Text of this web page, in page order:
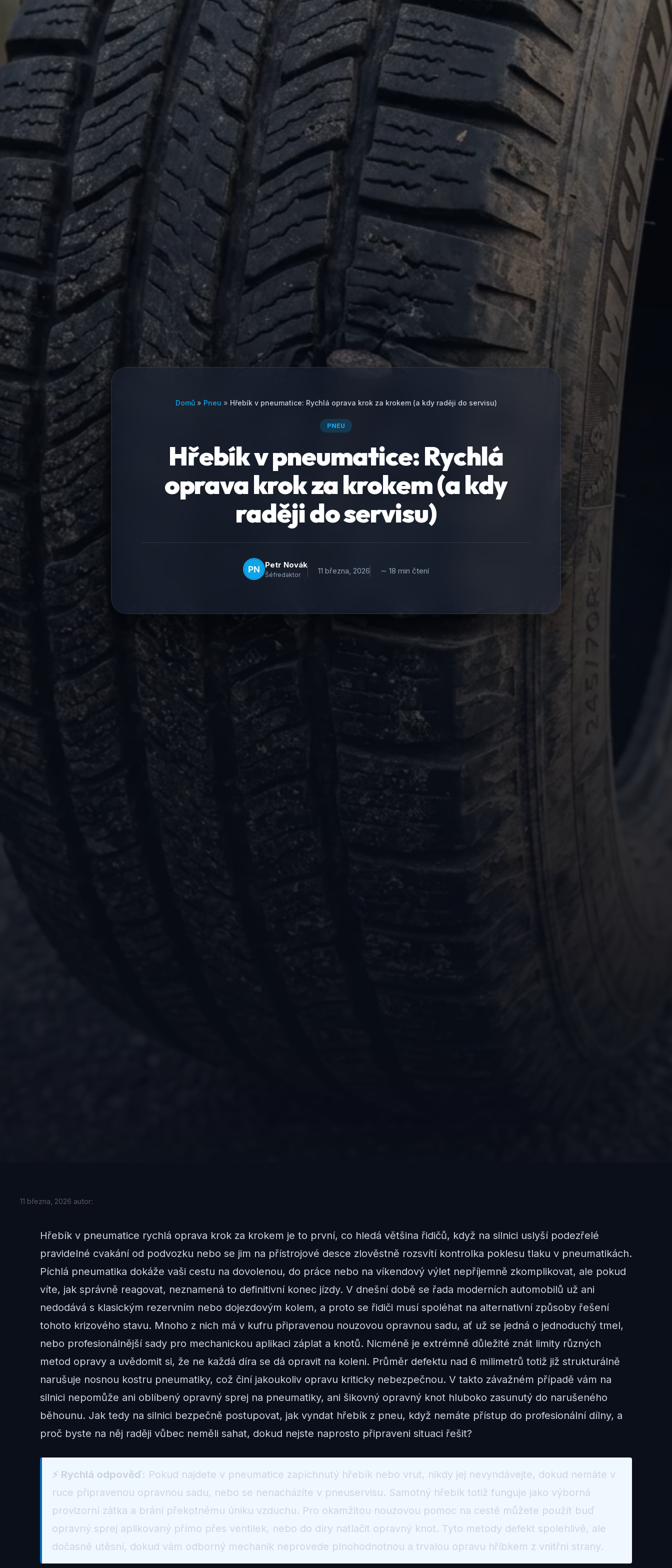
Domů» Pneu » Hřebík v pneumatice: Rychlá oprava krok za krokem (a kdy raději do servisu)
PNEU
Hřebík v pneumatice: Rychlá
oprava krok za krokem (a kdy
raději do servisu)
Petr Novák
Šéfredaktor 11 března, 2026 ∼ 18 min čtení
11 března, 2026 autor:
Hřebík v pneumatice rychlá oprava krok za krokem je to první, co hledá většina řidičů, když na silnici uslyší podezřelé
pravidelné cvakání od podvozku nebo se jim na přístrojové desce zlověstně rozsvítí kontrolka poklesu tlaku v pneumatikách.
Píchlá pneumatika dokáže vaši cestu na dovolenou, do práce nebo na víkendový výlet nepříjemně zkomplikovat, ale pokud
víte, jak správně reagovat, neznamená to definitivní konec jízdy. V dnešní době se řada moderních automobilů už ani
nedodává s klasickým rezervním nebo dojezdovým kolem, a proto se řidiči musí spoléhat na alternativní způsoby řešení
tohoto krizového stavu. Mnoho z nich má v kufru připravenou nouzovou opravnou sadu, ať už se jedná o jednoduchý tmel,
nebo profesionálnější sady pro mechanickou aplikaci záplat a knotů. Nicméně je extrémně důležité znát limity různých
metod opravy a uvědomit si, že ne každá díra se dá opravit na koleni. Průměr defektu nad 6 milimetrů totiž již strukturálně
narušuje nosnou kostru pneumatiky, což činí jakoukoliv opravu kriticky nebezpečnou. V takto závažném případě vám na
silnici nepomůže ani oblíbený opravný sprej na pneumatiky, ani šikovný opravný knot hluboko zasunutý do narušeného
běhounu. Jak tedy na silnici bezpečně postupovat, jak vyndat hřebík z pneu, když nemáte přístup do profesionální dílny, a
proč byste na něj raději vůbec neměli sahat, dokud nejste naprosto připraveni situaci řešit?
⚡ Rychlá odpověď: Pokud najdete v pneumatice zapíchnutý hřebík nebo vrut, nikdy jej nevyndávejte, dokud nemáte v
ruce připravenou opravnou sadu, nebo se nenacházíte v pneuservisu. Samotný hřebík totiž funguje jako výborná
provizorní zátka a brání překotnému úniku vzduchu. Pro okamžitou nouzovou pomoc na cestě můžete použít buď
opravný sprej aplikovaný přímo přes ventilek, nebo do díry natlačit opravný knot. Tyto metody defekt spolehlivě, ale
dočasně utěsní, dokud vám odborný mechanik neprovede plnohodnotnou a trvalou opravu hříbkem z vnitřní strany.